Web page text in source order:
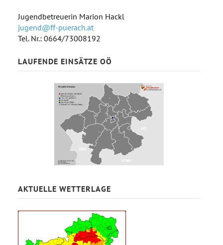
Jugendbetreuerin Marion Hackl
jugend@ff-puerach.at
Tel. Nr.: 0664/73008192
LAUFENDE EINSÄTZE OÖ
AKTUELLE WETTERLAGE